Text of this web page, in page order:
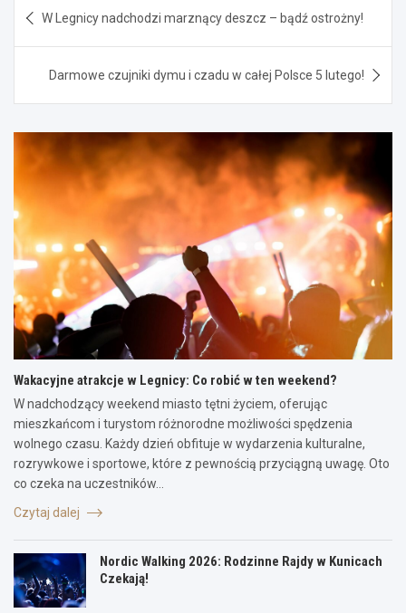
wpisu
W Legnicy nadchodzi marznący deszcz – bądź ostrożny!
Darmowe czujniki dymu i czadu w całej Polsce 5 lutego!
Wakacyjne atrakcje w Legnicy: Co robić w ten weekend?
W nadchodzący weekend miasto tętni życiem, oferując
mieszkańcom i turystom różnorodne możliwości spędzenia
wolnego czasu. Każdy dzień obfituje w wydarzenia kulturalne,
rozrywkowe i sportowe, które z pewnością przyciągną uwagę. Oto
co czeka na uczestników…
Czytaj dalej
Nordic Walking 2026: Rodzinne Rajdy w Kunicach
Czekają!